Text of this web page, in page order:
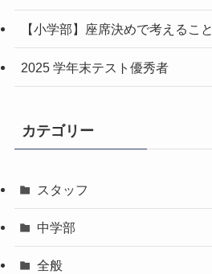
【小学部】座席決めで考えること
2025 学年末テスト優秀者
カテゴリー
スタッフ
中学部
全般